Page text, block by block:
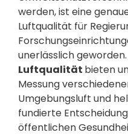
werden, ist eine
Luftqualität für
unerlässlich geworden.
Luftqualität bieten
Messung
Umgebungsluft und
fundierte
öffentlichen